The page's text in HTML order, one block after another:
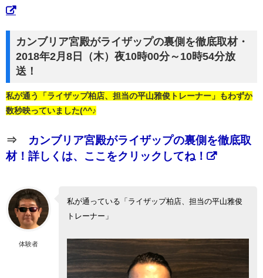
カンブリア宮殿がライザップの裏側を徹底取材・
2018年2月8日（木）夜10時00分～10時54分放
送！
私が通う「ライザップ柏店、担当の平山雅俊トレーナー」もわずか
数秒映っていました(^^♪
⇒ カンブリア宮殿がライザップの裏側を徹底取
材！詳しくは、ここをクリックしてね！
体験者
私が通っている「ライザップ柏店、担当の平山雅俊
トレーナー」